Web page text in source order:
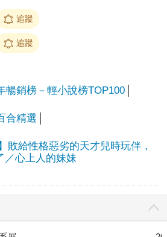
追蹤
追蹤
暢銷榜－輕小說榜TOP100
合精選
敗給性格惡劣的天才兒時玩伴，
／心上人的妹妹